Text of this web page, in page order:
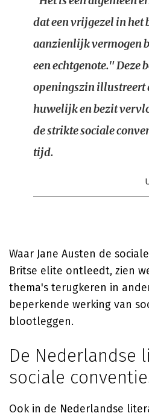
dat een vrijgezel in het
aanzienlijk vermogen
een echtgenote." Deze
openingszin illustreert
huwelijk en bezit
de strikte sociale
tijd.
Waar Jane Austen de
Britse elite ontleedt, zien
thema's terugkeren in
beperkende werking van
blootleggen.
De Nederlandse
sociale
Ook in de Nederlandse